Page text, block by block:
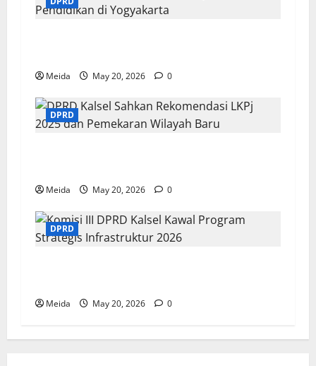
Meida May 20, 2026 0
DPRD
Meida May 20, 2026 0
DPRD
Meida May 20, 2026 0